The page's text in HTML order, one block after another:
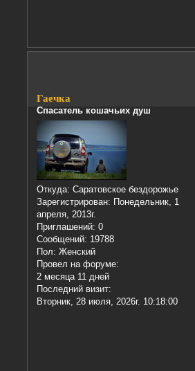
Гаечка
Спасатель кошачьих душ
Откуда: Саратовское бездорожье
Зарегистрирован: Понедельник, 1
апреля, 2013г.
Приглашений: 0
Сообщений: 19788
Пол: Женский
Провел на форуме:
2 месяца 11 дней
Последний визит:
Вторник, 28 июля, 2026г. 10:18:00